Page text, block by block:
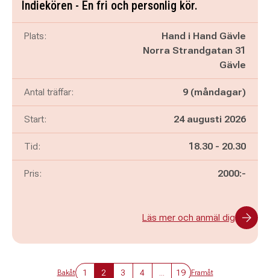
Indiekören - En fri och personlig kör.
Plats:
Hand i Hand Gävle
Norra Strandgatan 31
Gävle
Antal träffar: 9 (måndagar)
Start: 24 augusti 2026
Tid: Pågår mellan
18.30 - och
20.30
Pris: 2000:-
Läs mer och anmäl dig
Bakåt 1 2 3 4 19 Framåt